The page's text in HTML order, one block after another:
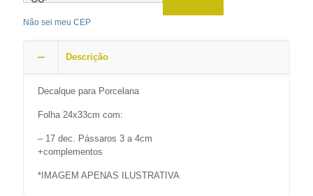
Não sei meu CEP
Descrição
Decalque para Porcelana
Folha 24x33cm com:
– 17 dec. Pássaros 3 a 4cm
+complementos
*IMAGEM APENAS ILUSTRATIVA